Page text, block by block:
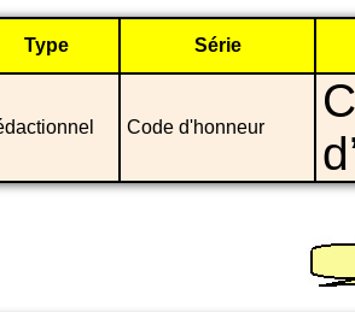
Type Série
Code d'honneur